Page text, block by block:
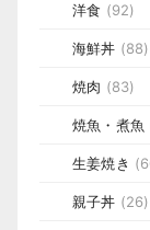
洋食 (92)
海鮮丼 (88)
焼肉 (83)
焼魚・煮魚
生姜焼き
親子丼 (26)